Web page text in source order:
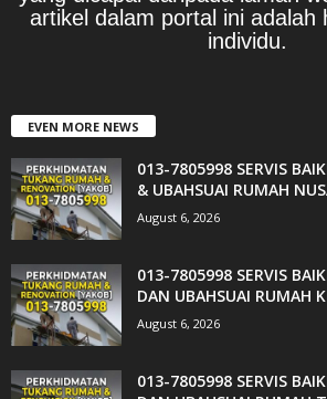
artikel dalam portal ini adalah
individu.
EVEN MORE NEWS
013-7805998 SERVIS
& UBAHSUAI RUMAH
August 6, 2026
013-7805998 SERVIS
DAN UBAHSUAI RUMAH
August 6, 2026
013-7805998 SERVIS